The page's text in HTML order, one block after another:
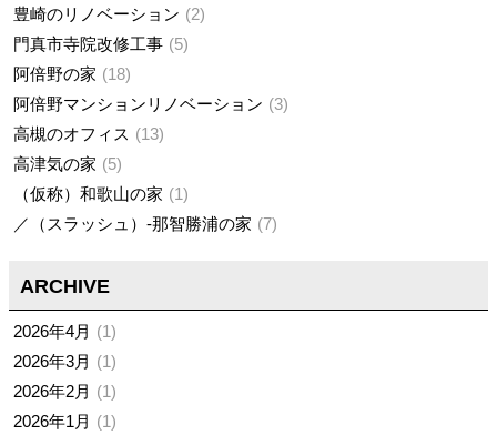
豊崎のリノベーション
2
門真市寺院改修工事
5
阿倍野の家
18
阿倍野マンションリノベーション
3
高槻のオフィス
13
高津気の家
5
（仮称）和歌山の家
1
／（スラッシュ）-那智勝浦の家
7
ARCHIVE
2026年4月
1
2026年3月
1
2026年2月
1
2026年1月
1